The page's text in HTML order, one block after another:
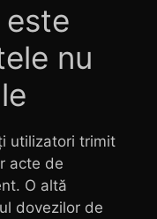
nu
utilizatori trimit
acte de
O altă
dovezilor de